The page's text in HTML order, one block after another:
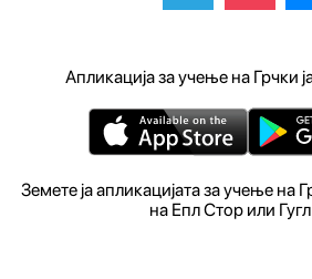
Апликација за учење на Грчки
Земете ја апликацијата за учење на
на Епл Стор или Гугл